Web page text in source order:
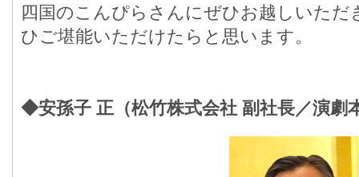
四国のこんぴらさんにぜひお越しいただ
ひご堪能いただけたらと思います。
◆安孫子 正（松竹株式会社 副社長／演劇